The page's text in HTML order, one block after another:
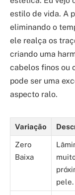
estilo de vida. A
eliminando o
ele realça os
criando uma
cabelos finos ou
pode ser uma
aspecto ralo.
Variação
Zero
Baixa
pele.